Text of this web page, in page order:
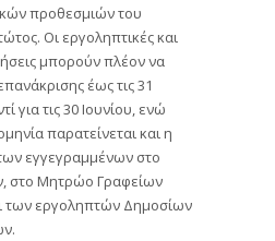
προθεσμιών του
Οι εργοληπτικές και
μπορούν πλέον να
έως τις 31
για τις 30 Ιουνίου, ενώ
παρατείνεται και η
εγγεγραμμένων στο
στο Μητρώο Γραφείων
των εργοληπτών Δημοσίων